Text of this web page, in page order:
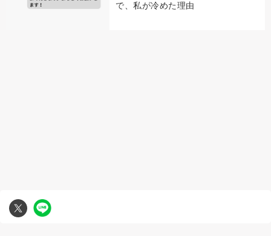
で、私が冷めた理由